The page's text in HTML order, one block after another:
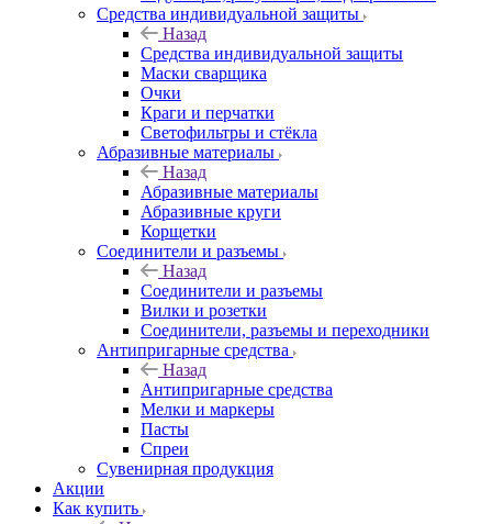
Средства индивидуальной защиты
Назад
Средства индивидуальной защиты
Маски сварщика
Очки
Краги и перчатки
Светофильтры и стёкла
Абразивные материалы
Назад
Абразивные материалы
Абразивные круги
Корщетки
Соединители и разъемы
Назад
Соединители и разъемы
Вилки и розетки
Соединители, разъемы и переходники
Антипригарные средства
Назад
Антипригарные средства
Мелки и маркеры
Пасты
Спреи
Сувенирная продукция
Акции
Как купить